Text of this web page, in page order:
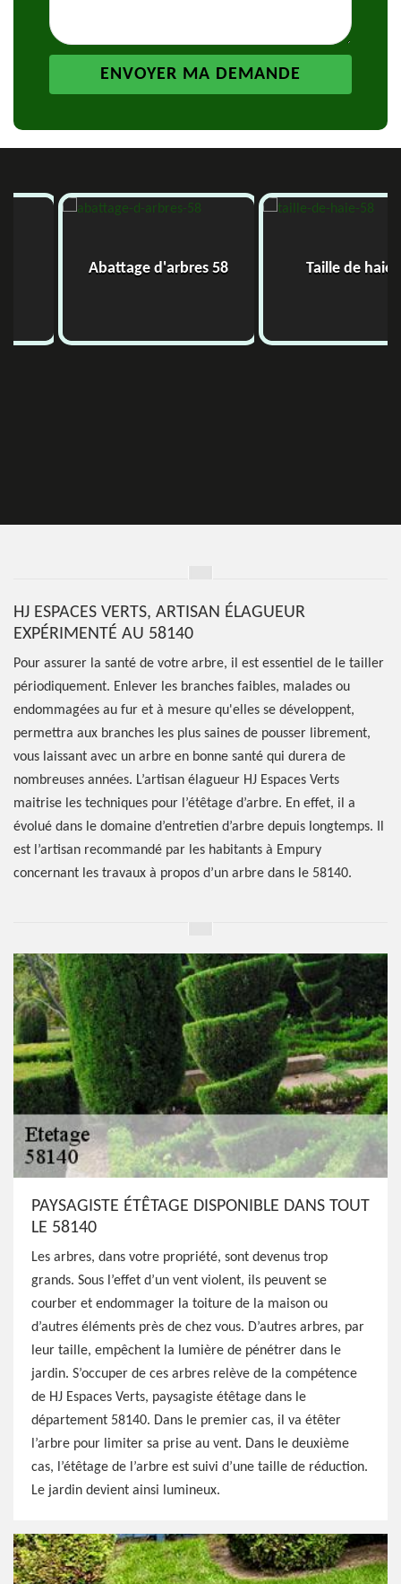
Abattage d'arbres 58 Taille de haie
HJ ESPACES VERTS, ARTISAN ÉLAGUEUR
EXPÉRIMENTÉ AU 58140
Pour assurer la santé de votre arbre, il est essentiel de le tailler
périodiquement. Enlever les branches faibles, malades ou
endommagées au fur et à mesure qu'elles se développent,
permettra aux branches les plus saines de pousser librement,
vous laissant avec un arbre en bonne santé qui durera de
nombreuses années. L’artisan élagueur HJ Espaces Verts
maitrise les techniques pour l’étêtage d’arbre. En effet, il a
évolué dans le domaine d’entretien d’arbre depuis longtemps. Il
est l’artisan recommandé par les habitants à Empury
concernant les travaux à propos d’un arbre dans le 58140.
PAYSAGISTE ÉTÊTAGE DISPONIBLE DANS TOUT
LE 58140
Les arbres, dans votre propriété, sont devenus trop
grands. Sous l’effet d’un vent violent, ils peuvent se
courber et endommager la toiture de la maison ou
d’autres éléments près de chez vous. D’autres arbres, par
leur taille, empêchent la lumière de pénétrer dans le
jardin. S’occuper de ces arbres relève de la compétence
de HJ Espaces Verts, paysagiste étêtage dans le
département 58140. Dans le premier cas, il va étêter
l’arbre pour limiter sa prise au vent. Dans le deuxième
cas, l’étêtage de l’arbre est suivi d’une taille de réduction.
Le jardin devient ainsi lumineux.